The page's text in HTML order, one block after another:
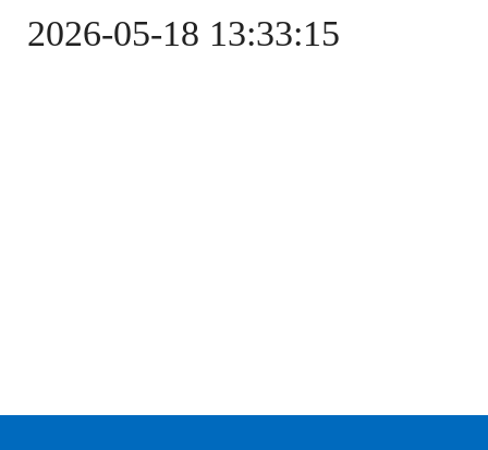
2026-05-18 13:33:15